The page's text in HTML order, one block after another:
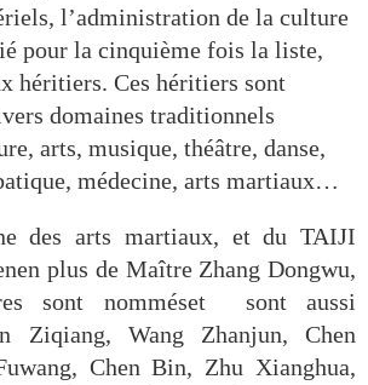
l’administration de la culture
pour la cinquième fois la liste,
héritiers. Ces héritiers sont
domaines traditionnels
arts, musique, théâtre, danse,
médecine, arts martiaux…
des arts martiaux, et du TAIJI
plus de Maître Zhang Dongwu,
sont nomméset sont aussi
Ziqiang, Wang Zhanjun, Chen
Chen Bin, Zhu Xianghua,